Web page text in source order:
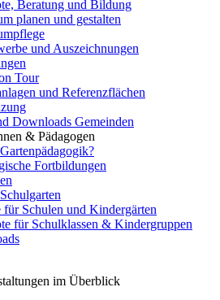
Beratung und Bildung
planen und gestalten
und Auszeichnungen
Tour
und Referenzflächen
Downloads Gemeinden
& Pädagogen
Fortbildungen
für Schulen und Kindergärten
für Schulklassen & Kindergruppen
im Überblick